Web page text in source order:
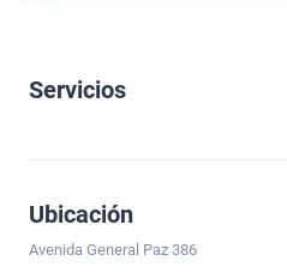
Servicios
Ubicación
Avenida General Paz 386